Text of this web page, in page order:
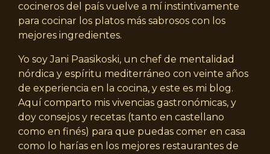
cocineros del país vuelve a mí instintivamente
para cocinar los platos más sabrosos con los
mejores ingredientes.
Yo soy Jani Paasikoski, un chef de mentalidad
nórdica y espíritu mediterráneo con veinte años
de experiencia en la cocina, y este es mi blog.
Aquí comparto mis vivencias gastronómicas, y
doy consejos y recetas (tanto en castellano
como en finés) para que puedas comer en casa
como lo harías en los mejores restaurantes de